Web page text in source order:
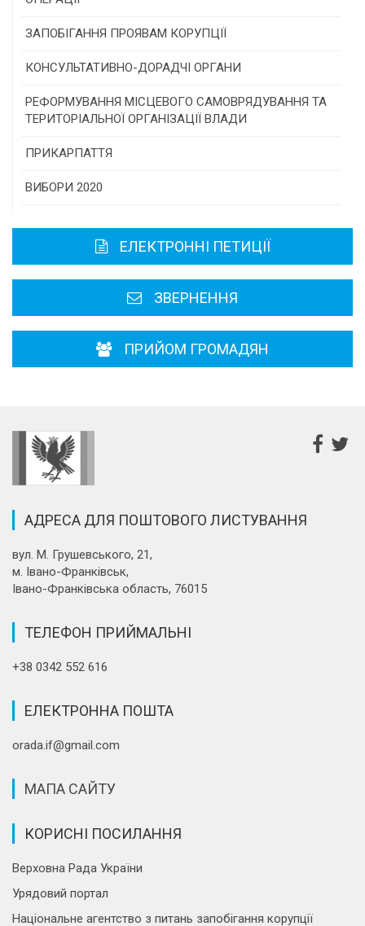
Конкурс інститутів громадянського суспільства
Програми/конкурси МТД
ЗАПОБІГАННЯ ПРОЯВАМ КОРУПЦІЇ
КОНСУЛЬТАТИВНО-ДОРАДЧІ ОРГАНИ
Консультативна рада
РЕФОРМУВАННЯ МІСЦЕВОГО САМОВРЯДУВАННЯ ТА
ТЕРИТОРІАЛЬНОЇ ОРГАНІЗАЦІЇ ВЛАДИ
ПРИКАРПАТТЯ
Історична довідка
Районні, міські ради
ВИБОРИ 2020
ЕЛЕКТРОННІ ПЕТИЦІЇ
ЗВЕРНЕННЯ
ПРИЙОМ ГРОМАДЯН
АДРЕСА ДЛЯ ПОШТОВОГО ЛИСТУВАННЯ
вул. М. Грушевського, 21,
м. Івано-Франківськ,
Івано-Франківська область, 76015
ТЕЛЕФОН ПРИЙМАЛЬНІ
+38 0342 552 616
ЕЛЕКТРОННА ПОШТА
orada.if@gmail.com
МАПА САЙТУ
КОРИСНІ ПОСИЛАННЯ
Верховна Рада України
Урядовий портал
Національне агентство з питань запобігання корупції